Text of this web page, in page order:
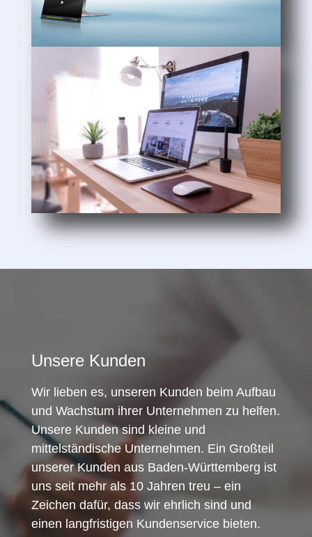
Unsere Kunden
Wir lieben es, unseren Kunden beim Aufbau
und Wachstum ihrer Unternehmen zu helfen.
Unsere Kunden sind kleine und
mittelständische Unternehmen. Ein Großteil
unserer Kunden aus Baden-Württemberg ist
uns seit mehr als 10 Jahren treu – ein
Zeichen dafür, dass wir ehrlich sind und
einen langfristigen Kundenservice bieten.